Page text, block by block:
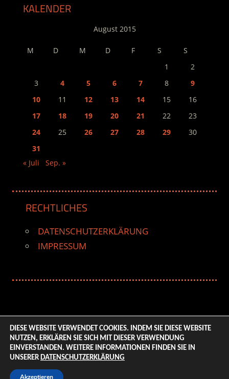
KALENDER
August 2015
M D M D F S
S
1
2
3
4 5 6 7 8
9
10
11 12 13 14 15
16
17
18 19 20 21 22
23
24
25 26 27 28 29
30
31
« Juli
Sep. »
RECHTLICHES
DATENSCHUTZERKLÄRUNG
IMPRESSUM
© 2026 ENTERTAINMENT BASE – Life & Style Magazine.
All Rights Reserved. | Based on
DIESE WEBSITE VERWENDET COOKIES. INDEM SIE DIESE WEBSITE
NUTZEN, ERKLÄREN SIE SICH MIT DIESER VERWENDUNG
EINVERSTANDEN. WEITERE INFORMATIONEN FINDEN SIE IN
UNSERER DATENSCHUTZERKLÄRUNG
Akzeptieren